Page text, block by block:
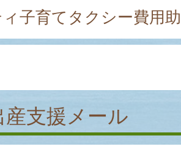
子育てタクシー費用
支援メール